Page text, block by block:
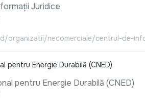
Juridice
organizatii/necomerciale/centrul-de-
pentru Energie Durabilă (CNED)
pentru Energie Durabilă (CNED)